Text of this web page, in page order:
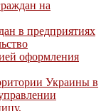
на
в предприятиях
оформления
Украины в